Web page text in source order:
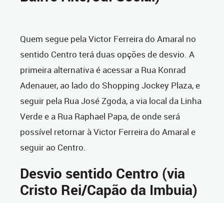
Quem segue pela Victor Ferreira do Amaral no
sentido Centro terá duas opções de desvio. A
primeira alternativa é acessar a Rua Konrad
Adenauer, ao lado do Shopping Jockey Plaza, e
seguir pela Rua José Zgoda, a via local da Linha
Verde e a Rua Raphael Papa, de onde será
possível retornar à Victor Ferreira do Amaral e
seguir ao Centro.
Desvio sentido Centro (via
Cristo Rei/Capão da Imbuia)